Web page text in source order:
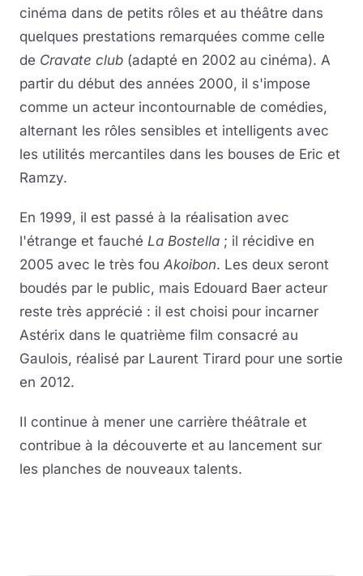
cinéma dans de petits rôles et au théâtre dans
quelques prestations remarquées comme celle
de Cravate club (adapté en 2002 au cinéma). A
partir du début des années 2000, il s'impose
comme un acteur incontournable de comédies,
alternant les rôles sensibles et intelligents avec
les utilités mercantiles dans les bouses de Eric et
Ramzy.
En 1999, il est passé à la réalisation avec
l'étrange et fauché La Bostella ; il récidive en
2005 avec le très fou Akoibon. Les deux seront
boudés par le public, mais Edouard Baer acteur
reste très apprécié : il est choisi pour incarner
Astérix dans le quatrième film consacré au
Gaulois, réalisé par Laurent Tirard pour une sortie
en 2012.
Il continue à mener une carrière théâtrale et
contribue à la découverte et au lancement sur
les planches de nouveaux talents.